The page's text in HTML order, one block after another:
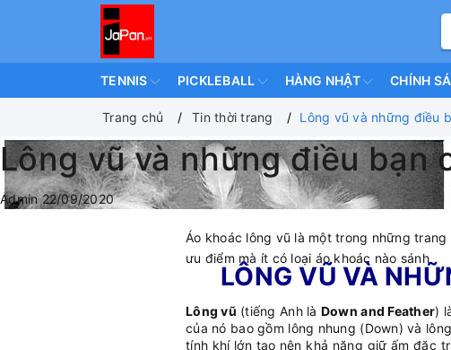
TENNIS PICKLEBALL HÀNG NHẬT CHÍNH
Trang chủ Tin thời trang Lông vũ và những điều
Lông vũ và những điều bạn
Admin 22/09/2020
Áo khoác lông vũ là một trong những
ưu điểm mà ít có loại áo khoác nào sánh
LÔNG VŨ VÀ
Lông vũ (tiếng Anh là Down and Feather)
của nó bao gồm lông nhung (Down) và
tính khí lớn tạo nên khả năng giữ ấm đặc